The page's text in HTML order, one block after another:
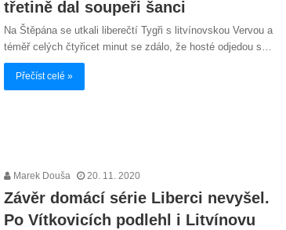
třetině dal soupeři šanci
Na Štěpána se utkali liberečtí Tygři s litvínovskou Vervou a
téměř celých čtyřicet minut se zdálo, že hosté odjedou s…
Přečíst celé »
Marek Douša 20. 11. 2020
Závěr domácí série Liberci nevyšel.
Po Vítkovicích podlehl i Litvínovu